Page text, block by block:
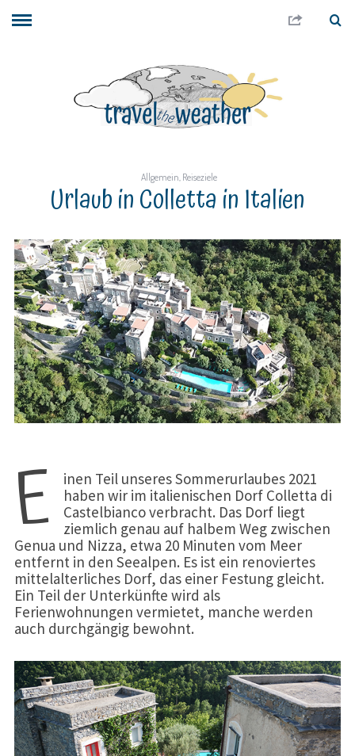
Allgemein, Reiseziele
Urlaub in Colletta in Italien
E
inen Teil unseres Sommerurlaubes 2021
haben wir im italienischen Dorf Colletta di
Castelbianco verbracht. Das Dorf liegt
ziemlich genau auf halbem Weg zwischen
Genua und Nizza, etwa 20 Minuten vom Meer
entfernt in den Seealpen. Es ist ein renoviertes
mittelalterliches Dorf, das einer Festung gleicht.
Ein Teil der Unterkünfte wird als
Ferienwohnungen vermietet, manche werden
auch durchgängig bewohnt.